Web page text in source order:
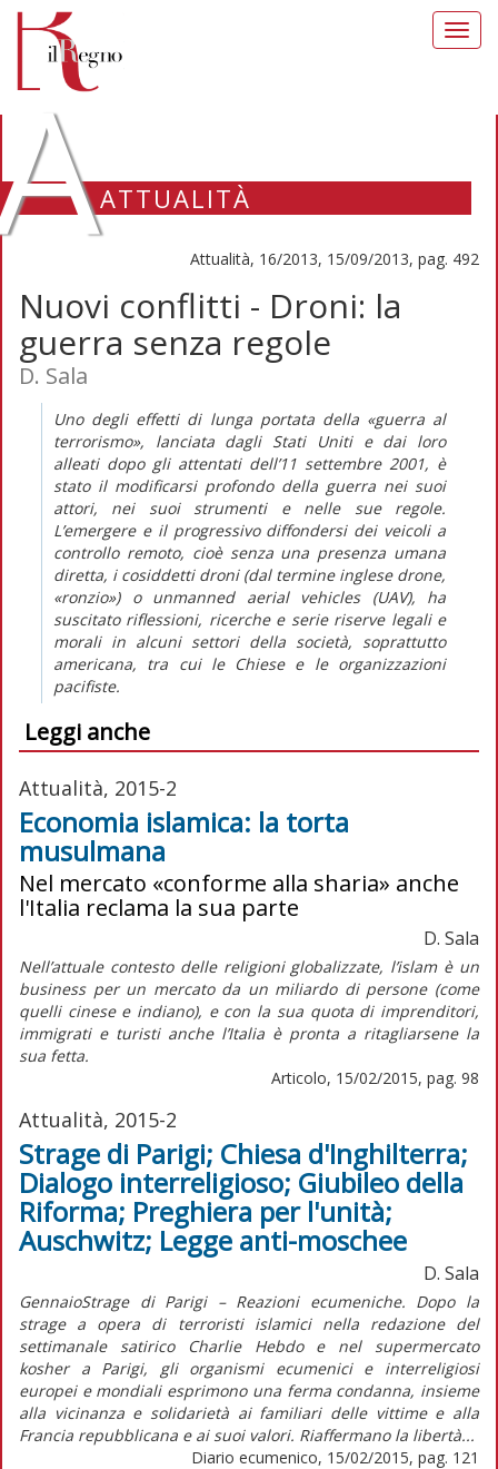
ATTUALITÀ
Attualità, 16/2013, 15/09/2013, pag. 492
Nuovi conflitti - Droni: la
guerra senza regole
D. Sala
Uno degli effetti di lunga portata della «guerra al
terrorismo», lanciata dagli Stati Uniti e dai loro
alleati dopo gli attentati dell’11 settembre 2001, è
stato il modificarsi profondo della guerra nei suoi
attori, nei suoi strumenti e nelle sue regole.
L’emergere e il progressivo diffondersi dei veicoli a
controllo remoto, cioè senza una presenza umana
diretta, i cosiddetti droni (dal termine inglese drone,
«ronzio») o unmanned aerial vehicles (UAV), ha
suscitato riflessioni, ricerche e serie riserve legali e
morali in alcuni settori della società, soprattutto
americana, tra cui le Chiese e le organizzazioni
pacifiste.
Leggi anche
Attualità, 2015-2
Economia islamica: la torta
musulmana
Nel mercato «conforme alla sharia» anche
l'Italia reclama la sua parte
D. Sala
Nell’attuale contesto delle religioni globalizzate, l’islam è un
business per un mercato da un miliardo di persone (come
quelli cinese e indiano), e con la sua quota di imprenditori,
immigrati e turisti anche l’Italia è pronta a ritagliarsene la
sua fetta.
Articolo, 15/02/2015, pag. 98
Attualità, 2015-2
Strage di Parigi; Chiesa d'Inghilterra;
Dialogo interreligioso; Giubileo della
Riforma; Preghiera per l'unità;
Auschwitz; Legge anti-moschee
D. Sala
GennaioStrage di Parigi – Reazioni ecumeniche. Dopo la
strage a opera di terroristi islamici nella redazione del
settimanale satirico Charlie Hebdo e nel supermercato
kosher a Parigi, gli organismi ecumenici e interreligiosi
europei e mondiali esprimono una ferma condanna, insieme
alla vicinanza e solidarietà ai familiari delle vittime e alla
Francia repubblicana e ai suoi valori. Riaffermano la libertà...
Diario ecumenico, 15/02/2015, pag. 121